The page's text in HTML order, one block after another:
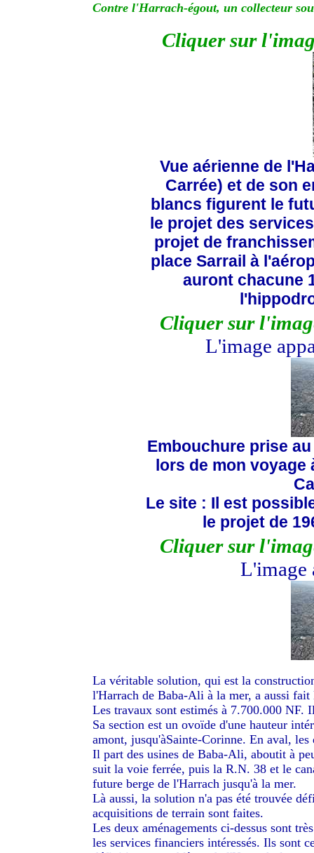
Contre l'Harrach-égout, un collecteur
Cliquer sur
Vue aérienne de
Carrée) et de son
blancs figurent le
le projet des
projet de
place Sarrail à
auront chacune
Cliquer sur
L'image
Embouchure prise
lors de mon voyage
Le site : Il est
le projet de
Cliquer sur
L'image
La véritable solution, qui est la
l'Harrach de Baba-Ali à la mer, a aussi
Les travaux sont estimés à 7.700.000 NF.
Sa section est un ovoïde d'une hauteur
amont, jusqu'àSainte-Corinne. En aval,
Il part des usines de Baba-Ali, aboutit à
suit la voie ferrée, puis la R.N. 38 et le
future berge de l'Harrach jusqu'à la mer.
Là aussi, la solution n'a pas été trouvée
acquisitions de terrain sont faites.
Les deux aménagements ci-dessus sont
les services financiers intéressés. Ils sont